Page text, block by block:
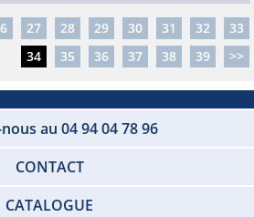
27 28 29 30 31 32
33
34
35 36 37 38 39 >>
au 04 94 04 78 96
CONTACT
CATALOGUE